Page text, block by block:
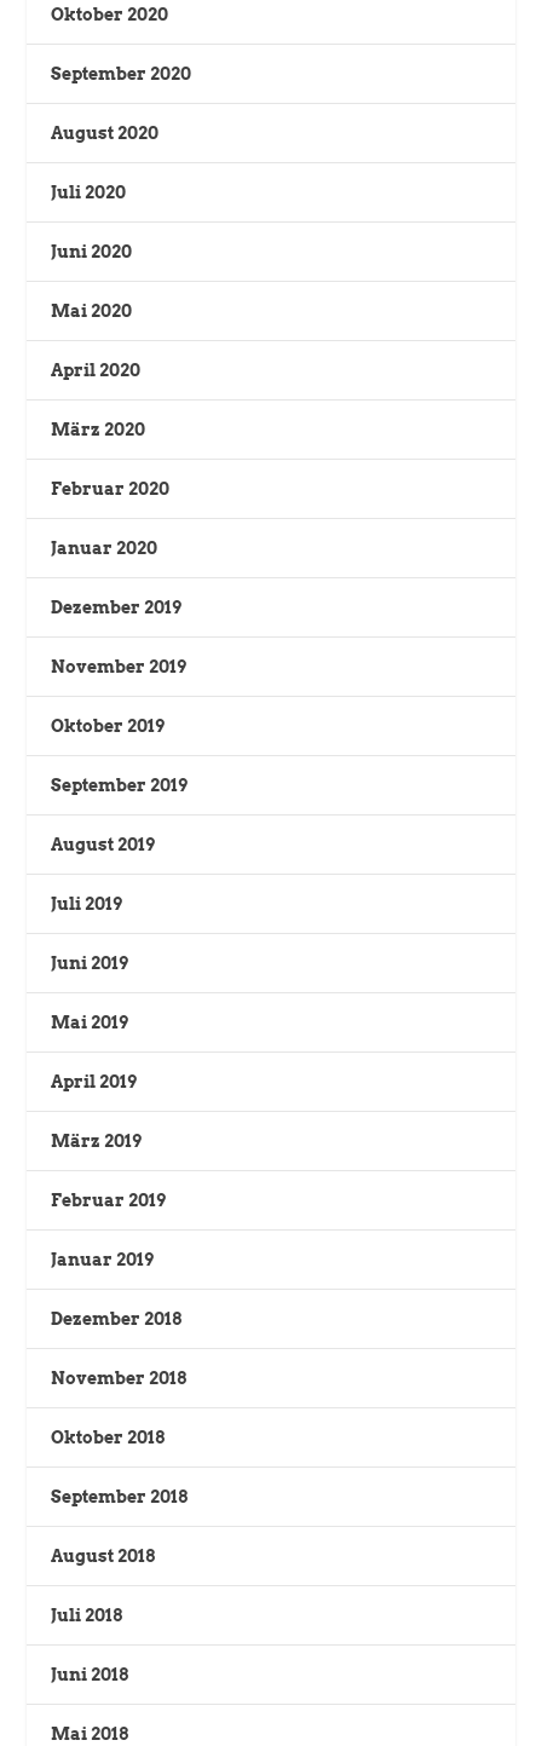
Oktober 2020
September 2020
August 2020
Juli 2020
Juni 2020
Mai 2020
April 2020
März 2020
Februar 2020
Januar 2020
Dezember 2019
November 2019
Oktober 2019
September 2019
August 2019
Juli 2019
Juni 2019
Mai 2019
April 2019
März 2019
Februar 2019
Januar 2019
Dezember 2018
November 2018
Oktober 2018
September 2018
August 2018
Juli 2018
Juni 2018
Mai 2018